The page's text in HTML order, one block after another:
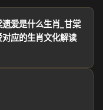
遗爱是什么生肖_甘棠
对应的生肖文化解读